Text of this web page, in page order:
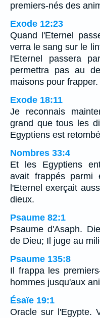
premiers-nés des
Exode 12:23
Quand l'Eternel
verra le sang sur le
l'Eternel passera
permettra pas au
maisons pour frapper.
Exode 18:11
Je reconnais
grand que tous les
Egyptiens est
Nombres 33:4
Et les Egyptiens
avait frappés parmi
l'Eternel exerçait
dieux.
Psaume 82:1
Psaume d'Asaph.
de Dieu; Il juge au
Psaume 135:8
Il frappa les
hommes jusqu'aux
Ésaïe 19:1
Oracle sur l'Egypte.